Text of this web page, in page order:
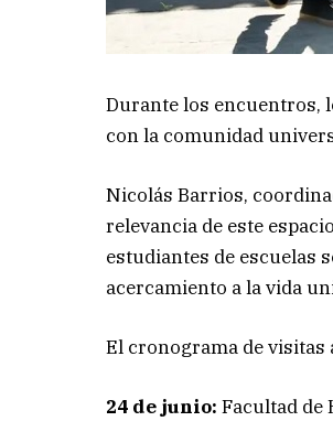
Durante los encuentros,
con la comunidad
Nicolás Barrios,
relevancia de este
estudiantes de escuelas
acercamiento a la vida
El cronograma de visitas
24 de junio: Facultad de